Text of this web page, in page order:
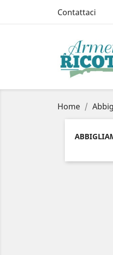
Contattaci
Home